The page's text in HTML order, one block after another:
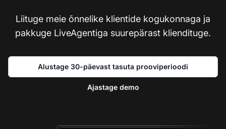
Liituge meie õnnelike klientide kogukonnaga ja
pakkuge LiveAgentiga suurepärast kliendituge.
Alustage 30-päevast tasuta prooviperioodi
Ajastage demo